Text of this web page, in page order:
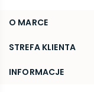
O MARCE
O nas
Blog
STREFA KLIENTA
FAQ
INFORMACJE